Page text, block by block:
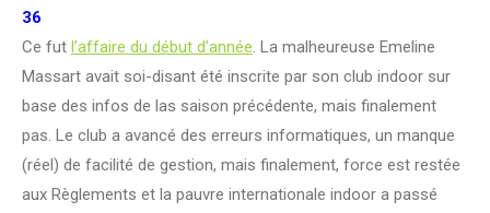
36
Ce fut l’affaire du début d’année. La malheureuse Emeline
Massart avait soi-disant été inscrite par son club indoor sur
base des infos de las saison précédente, mais finalement
pas. Le club a avancé des erreurs informatiques, un manque
(réel) de facilité de gestion, mais finalement, force est restée
aux Règlements et la pauvre internationale indoor a passé